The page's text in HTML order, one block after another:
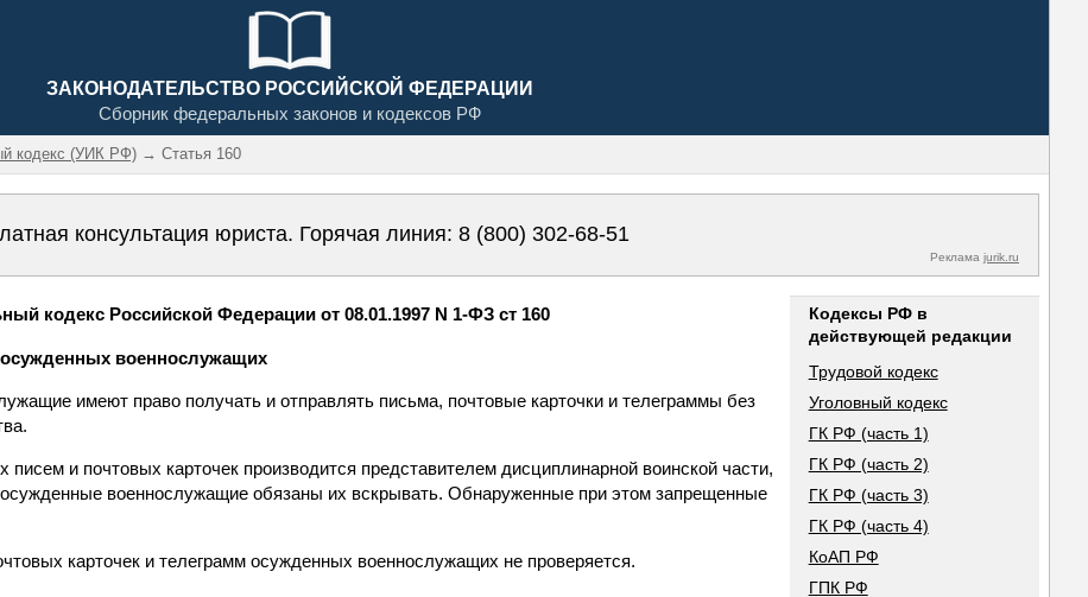
ЗАКОНОДАТЕЛЬСТВО РОССИЙСКОЙ ФЕДЕРАЦИИ
Сборник федеральных законов и кодексов РФ
кодекс (УИК РФ) → Статья 160
консультация юриста. Горячая линия: 8 (800) 302-68-51
Реклама jurik.ru
кодекс Российской Федерации от 08.01.1997 N 1-ФЗ ст 160
осужденных военнослужащих
имеют право получать и отправлять письма, почтовые карточки и телеграммы без
писем и почтовых карточек производится представителем дисциплинарной воинской части,
осужденные военнослужащие обязаны их вскрывать. Обнаруженные при этом запрещенные
карточек и телеграмм осужденных военнослужащих не проверяется.
Кодексы РФ в
действующей редакции
Трудовой кодекс
Уголовный кодекс
ГК РФ (часть 1)
ГК РФ (часть 2)
ГК РФ (часть 3)
ГК РФ (часть 4)
КоАП РФ
ГПК РФ